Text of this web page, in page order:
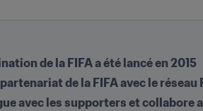
de la FIFA a été lancé en 2015
de la FIFA avec le réseau
avec les supporters et collabore